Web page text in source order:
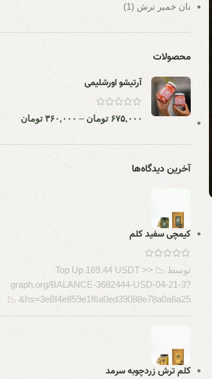
نان خمیر ترش (1)
محصولات
آرتیشو اورشلیمی
۶۷۵,۰۰۰ تومان – ۳۶۰,۰۰۰ تومان
آخرین دیدگاه‌ها
کیمچی سفید کلم
توسط 📉 Top Up 169.44 USDT >>
graph.org/BALANCE-3682444-USD-04-21-3?
hs=3e8f4e859e1f6a0ed39088e78a0a6a25& 📉
کلم ترش زردچوبه سرمد